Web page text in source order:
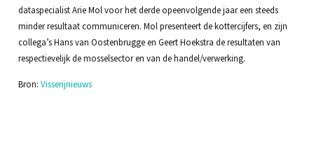
dataspecialist Arie Mol voor het derde opeenvolgende jaar een steeds
minder resultaat communiceren. Mol presenteert de kottercijfers, en zijn
collega’s Hans van Oostenbrugge en Geert Hoekstra de resultaten van
respectievelijk de mosselsector en van de handel/verwerking.
Bron: Visserijnieuws